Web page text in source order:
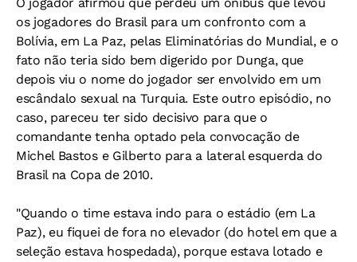
os jogadores do Brasil para um confronto com a
Bolívia, em La Paz, pelas Eliminatórias do Mundial, e o
fato não teria sido bem digerido por Dunga, que
depois viu o nome do jogador ser envolvido em um
escândalo sexual na Turquia. Este outro episódio, no
caso, pareceu ter sido decisivo para que o
comandante tenha optado pela convocação de
Michel Bastos e Gilberto para a lateral esquerda do
Brasil na Copa de 2010.
"Quando o time estava indo para o estádio (em La
Paz), eu fiquei de fora no elevador (do hotel em que a
seleção estava hospedada), porque estava lotado e